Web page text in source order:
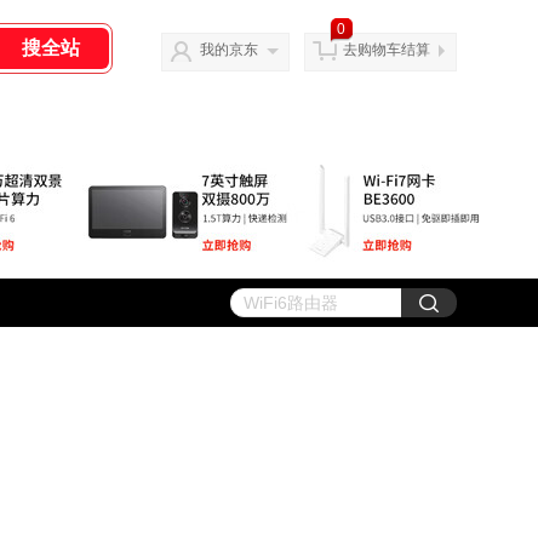
我的京东
0
去购物车结算